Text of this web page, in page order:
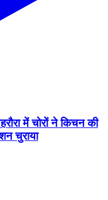
में चोरों ने किचन की
चुराया